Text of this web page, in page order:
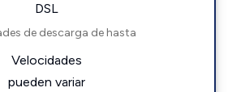
DSL
de descarga de hasta
Velocidades
pueden variar